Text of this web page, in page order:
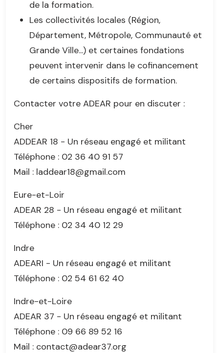
de la formation.
Les collectivités locales (Région,
Département, Métropole, Communauté et
Grande Ville...) et certaines fondations
peuvent intervenir dans le cofinancement
de certains dispositifs de formation.
Contacter votre ADEAR pour en discuter :
Cher
ADDEAR 18 - Un réseau engagé et militant
Téléphone : 02 36 40 91 57
Mail : laddear18@gmail.com
Eure-et-Loir
ADEAR 28 - Un réseau engagé et militant
Téléphone : 02 34 40 12 29
Indre
ADEARI - Un réseau engagé et militant
Téléphone : 02 54 61 62 40
Indre-et-Loire
ADEAR 37 - Un réseau engagé et militant
Téléphone : 09 66 89 52 16
Mail : contact@adear37.org